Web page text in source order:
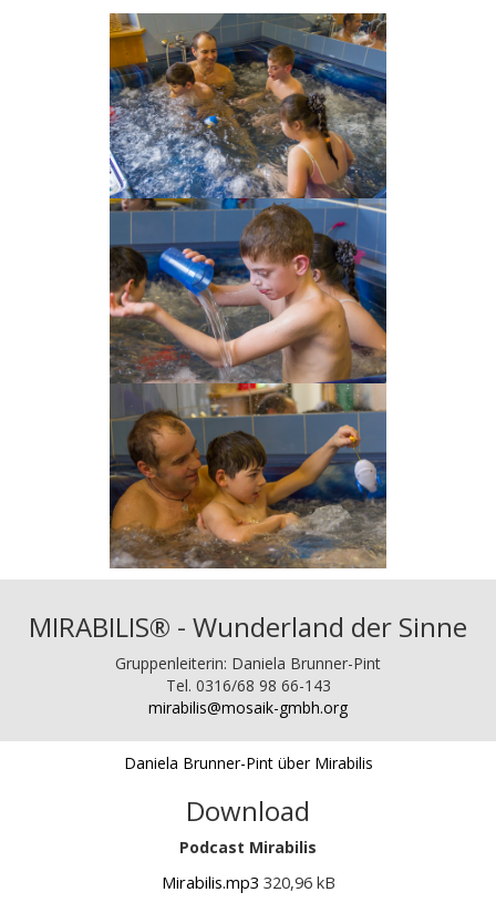
MIRABILIS® - Wunderland der Sinne
Gruppenleiterin: Daniela Brunner-Pint
Tel. 0316/68 98 66-143
mirabilis@mosaik-gmbh.org
Daniela Brunner-Pint über Mirabilis
Download
Podcast Mirabilis
Mirabilis.mp3 320,96 kB